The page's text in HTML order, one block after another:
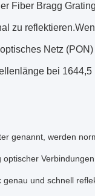
Fiber Bragg
zu
Netz
bei 1644,5
genannt, werden
und schnell